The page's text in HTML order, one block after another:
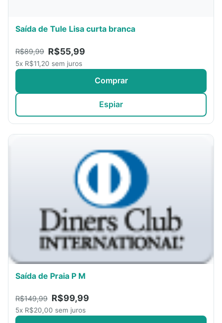
Saída de Tule Lisa curta branca
R$89,99 R$55,99
5x R$11,20 sem juros
Comprar
Espiar
Saída de Praia P M
R$149,99 R$99,99
5x R$20,00 sem juros